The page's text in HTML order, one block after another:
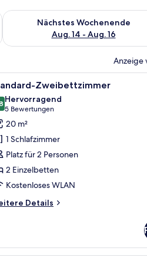
Aug. 7 - Aug. 9.
Nächstes Wochenende
Aug. 14 - Aug. 16
Überprüfe die Verfügbarkeit für
Anzeige
mit gemusterten Tagesdecken,
Ein
4 Zweibettzimmer
von 10
Hervorragend
5 Bewertungen
(5
Bewertungen)
20 m²
1 Schlafzimmer
Platz für 2 Personen
2 Einzelbetten
Kostenloses WLAN
Details
Lampe und einem Buntglasfenster.